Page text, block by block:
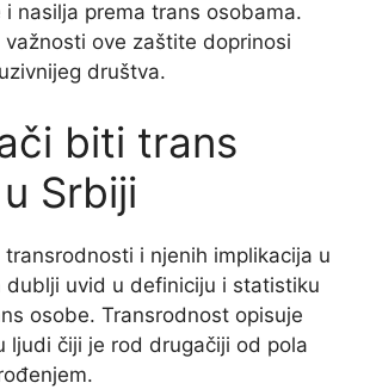
i nasilja prema trans osobama.
važnosti ove zaštite doprinosi
društva.
biti trans
Srbiji
transrodnosti i njenih implikacija u
dublji uvid u definiciju i statistiku
osobe. Transrodnost opisuje
ljudi čiji je rod drugačiji od pola